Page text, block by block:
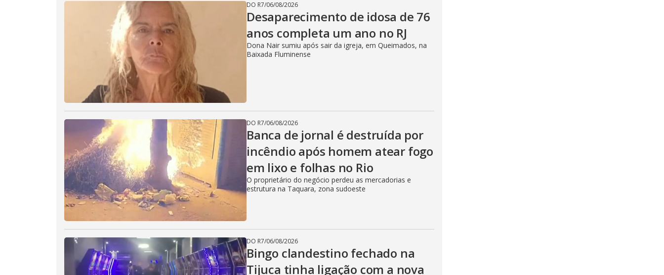
DO R7/06/08/2026
Desaparecimento de idosa de 76
anos completa um ano no RJ
Dona Nair sumiu após sair da igreja, em Queimados, na
Baixada Fluminense
DO R7/06/08/2026
Banca de jornal é destruída por
incêndio após homem atear fogo
em lixo e folhas no Rio
O proprietário do negócio perdeu as mercadorias e
estrutura na Taquara, zona sudoeste
DO R7/06/08/2026
Bingo clandestino fechado na
Tijuca tinha ligação com a nova